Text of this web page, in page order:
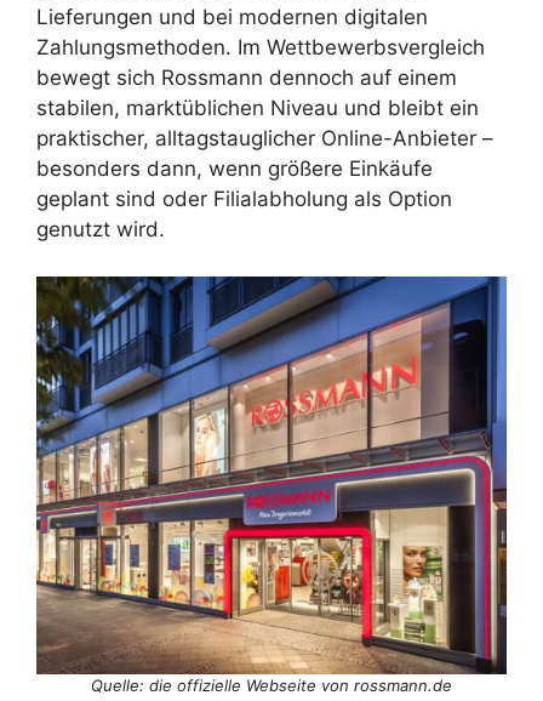
Lieferungen und bei modernen digitalen
Zahlungsmethoden. Im Wettbewerbsvergleich
bewegt sich Rossmann dennoch auf einem
stabilen, marktüblichen Niveau und bleibt ein
praktischer, alltagstauglicher Online-Anbieter –
besonders dann, wenn größere Einkäufe
geplant sind oder Filialabholung als Option
genutzt wird.
Quelle: die offizielle Webseite von rossmann.de